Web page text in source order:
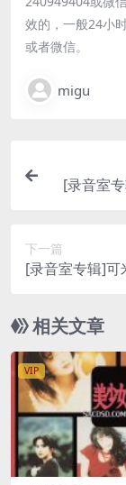
效的，一般24小
或者微信。
migu
[录音室
下一篇
[录音室专辑]可
相关文章
VIP